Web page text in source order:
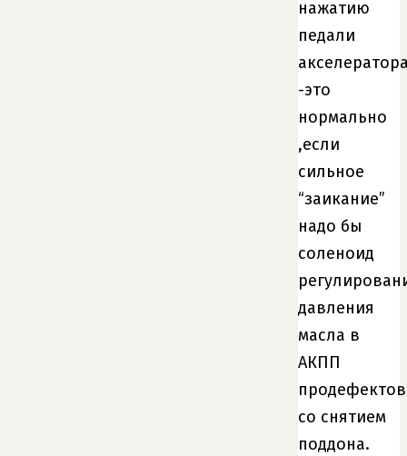
нажатию
педали
-это
нормально
,если
сильное
“заикание”
надо бы
соленоид
давления
масла в
АКПП
со снятием
поддона.